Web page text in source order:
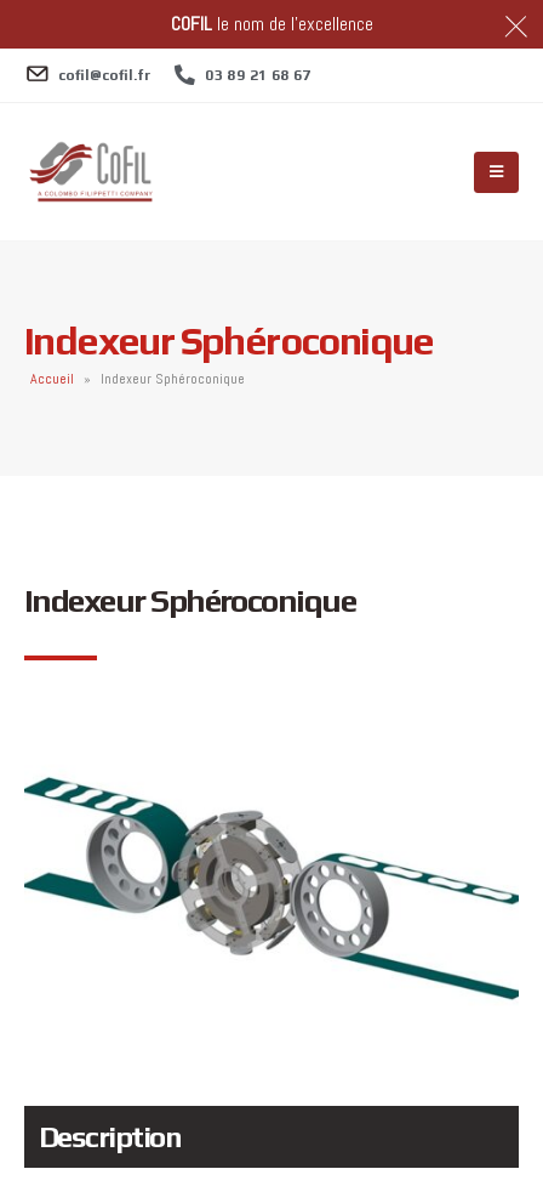
COFILle nom de l'excellence
cofil@cofil.fr 03 89 21 68 67
Indexeur Sphéroconique
Accueil » Indexeur Sphéroconique
Indexeur Sphéroconique
Description